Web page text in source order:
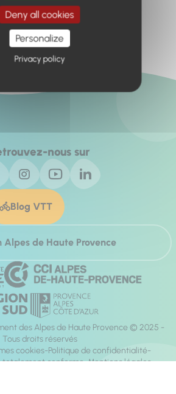
Retour à l'accueil
nous sur
Blog VTT
Alpes de Haute Provence
des Alpes de Haute Provence © 2025 -
Tous droits réservés
cookies Politique de confidentialité
totalement conforme Mentions légales
Deny all cookies
Personalize
Privacy policy